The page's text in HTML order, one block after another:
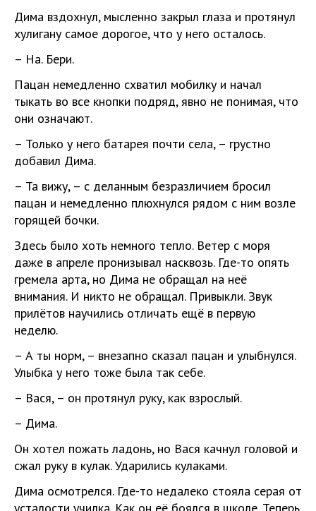
Дима вздохнул, мысленно закрыл глаза и протянул
хулигану самое дорогое, что у него осталось.
– На. Бери.
Пацан немедленно схватил мобилку и начал
тыкать во все кнопки подряд, явно не понимая, что
они означают.
– Только у него батарея почти села, – грустно
добавил Дима.
– Та вижу, – с деланным безразличием бросил
пацан и немедленно плюхнулся рядом с ним возле
горящей бочки.
Здесь было хоть немного тепло. Ветер с моря
даже в апреле пронизывал насквозь. Где-то опять
гремела арта, но Дима не обращал на неё
внимания. И никто не обращал. Привыкли. Звук
прилётов научились отличать ещё в первую
неделю.
– А ты норм, – внезапно сказал пацан и улыбнулся.
Улыбка у него тоже была так себе.
– Вася, – он протянул руку, как взрослый.
– Дима.
Он хотел пожать ладонь, но Вася качнул головой и
сжал руку в кулак. Ударились кулаками.
Дима осмотрелся. Где-то недалеко стояла серая от
усталости училка. Как он её боялся в школе. Теперь